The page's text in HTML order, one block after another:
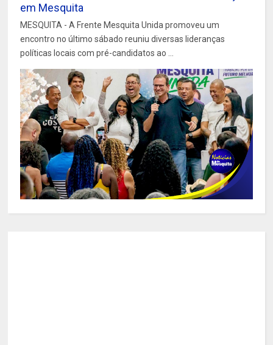
em Mesquita
MESQUITA - A Frente Mesquita Unida promoveu um
encontro no último sábado reuniu diversas lideranças
políticas locais com pré-candidatos ao ...